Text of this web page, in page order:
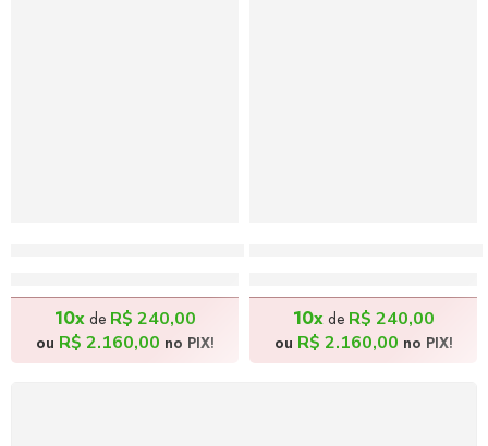
10xde R$ 240,00
ou R$ 2.160,00 no PIX!
10xde R$ 240,00
ou R$ 2.160,00 no PIX!